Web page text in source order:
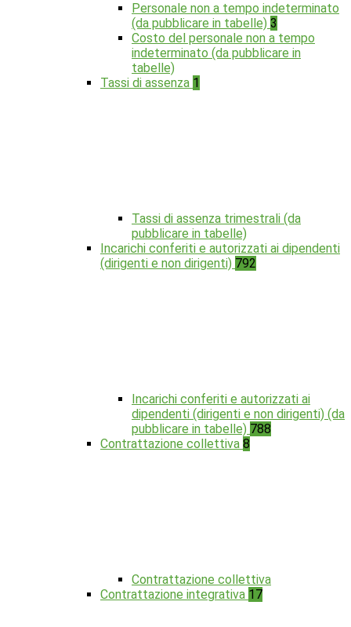
Personale non a tempo indeterminato
(da pubblicare in tabelle) 3
Costo del personale non a tempo
indeterminato (da pubblicare in
tabelle)
Tassi di assenza 1
Tassi di assenza trimestrali (da
pubblicare in tabelle)
Incarichi conferiti e autorizzati ai dipendenti
(dirigenti e non dirigenti) 792
Incarichi conferiti e autorizzati ai
dipendenti (dirigenti e non dirigenti) (da
pubblicare in tabelle) 788
Contrattazione collettiva 8
Contrattazione collettiva
Contrattazione integrativa 17